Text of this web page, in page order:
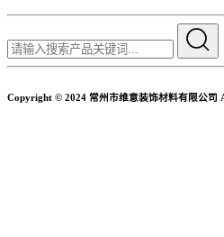
Copyright © 2024 常州市维意装饰材料有限公司